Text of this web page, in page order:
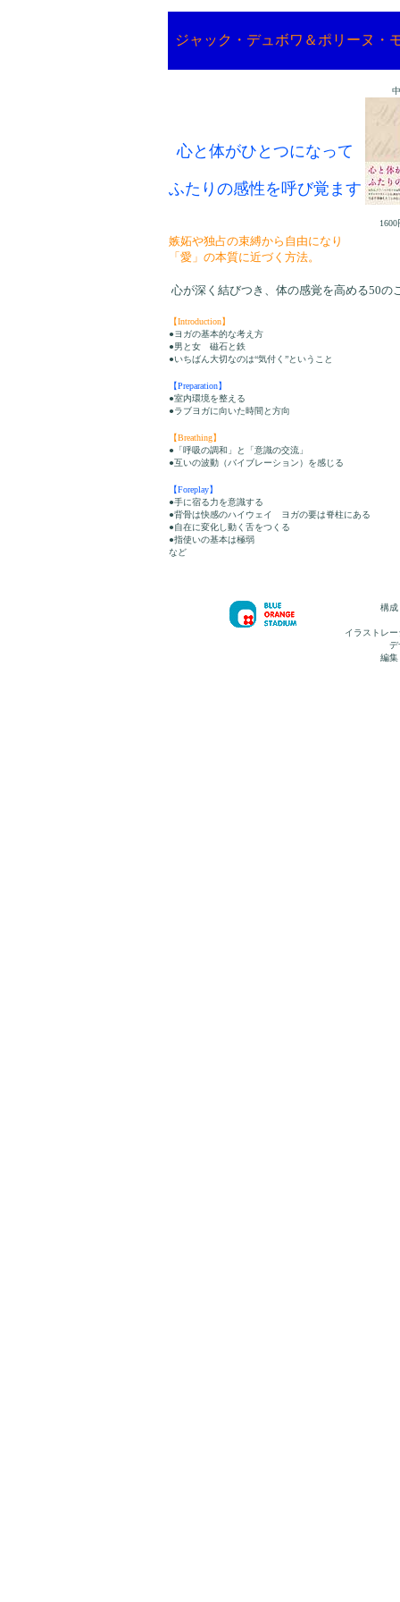
ジャック・デュボワ＆ポリーヌ・
心と体がひとつになって
ふたりの感性を呼び覚ます
嫉妬や独占の束縛から自由になり
「愛」の本質に近づく方法。
心が深く結びつき、体の感覚を高める50の
【Introduction】
●ヨガの基本的な考え方
●男と女 磁石と鉄
●いちばん大切なのは“気付く”ということ
【Preparation】
●室内環境を整える
●ラブヨガに向いた時間と方向
【Breathing】
●「呼吸の調和」と「意識の交流」
●互いの波動（バイブレーション）を感じる
【Foreplay】
●手に宿る力を意識する
●背骨は快感のハイウェイ ヨガの要は脊柱にある
●自在に変化し動く舌をつくる
●指使いの基本は極弱
など
構成
イラストレ
デ
編集